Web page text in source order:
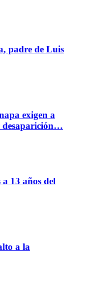
padre de Luis
exigen a
desaparición…
13 años del
a la